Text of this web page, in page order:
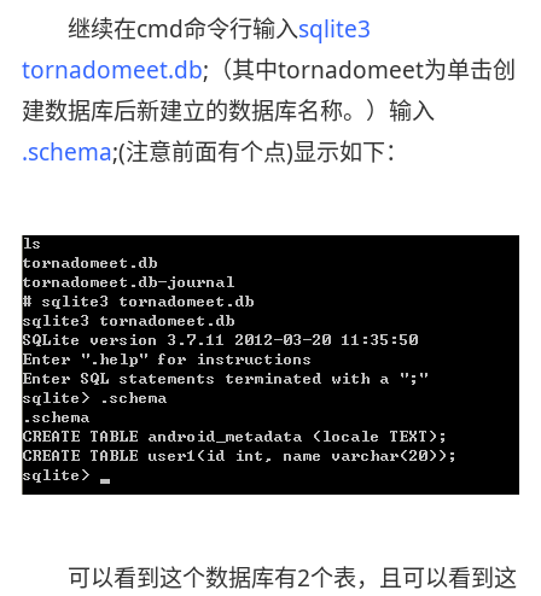
继续在cmd命令行输入sqlite3
tornadomeet.db;（其中tornadomeet为单击创
建数据库后新建立的数据库名称。）输入
.schema;(注意前面有个点)显示如下：
可以看到这个数据库有2个表，且可以看到这